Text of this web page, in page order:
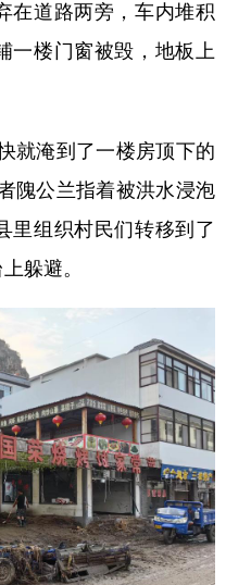
在道路两旁，车内堆积
一楼门窗被毁，地板上
淹到了一楼房顶下的
隗公兰指着被洪水浸泡
里组织村民们转移到了
躲避。